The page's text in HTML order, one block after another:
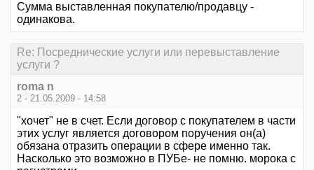
Сумма выставленная покупателю/продавцу -
одинакова.
Re: Посреднические услуги или перевыставление
услуги ?
roma n
2 - 21.05.2009 - 14:58
"хочет" не в счет. Если договор с покупателем в части
этих услуг является договором поручения он(а)
обязана отразить операции в сфере именно так.
Насколько это возможно в ПУБе- не помню. морока с